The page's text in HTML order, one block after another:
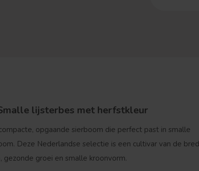
lijsterbes met herfstkleur
opgaande sierboom die perfect past in smalle
Deze Nederlandse selectie is een cultivar van de
groei en smalle kroonvorm.